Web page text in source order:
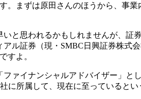
。まずは原田さんのほうから、事
と思われるかもしれませんが、証
ル証券（現・SMBC日興証券株式
すよ。
ァイナンシャルアドバイザー」と
所属して、現在に至っているとい